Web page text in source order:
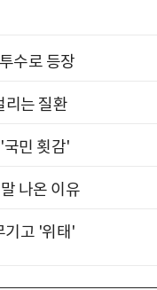
수로 등장
리는 질환
민 횟감'
나온 이유
기고 '위태'